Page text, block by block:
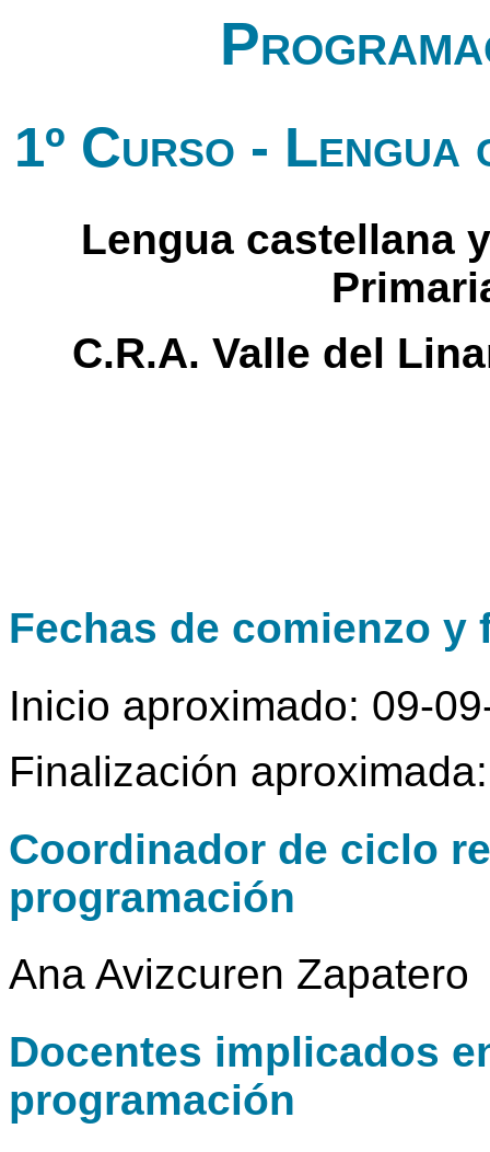
1º Curso -
Lengua castellana
C.R.A. Valle del
Fechas de comienzo y
Inicio aproximado: 09-
Finalización
Coordinador de ciclo
programación
Ana Avizcuren Zapatero
Docentes implicados
programación